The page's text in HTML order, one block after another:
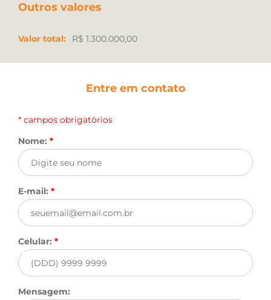
Outros valores
Valor total: R$ 1.300.000,00
Entre em contato
* campos obrigatórios
Nome: *
E-mail: *
Celular: *
Mensagem: